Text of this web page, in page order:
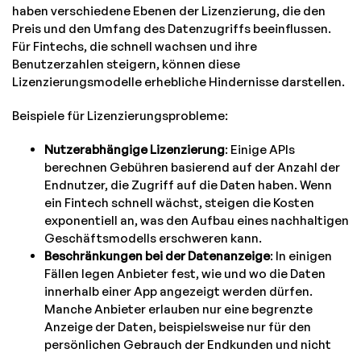
haben verschiedene Ebenen der Lizenzierung, die den
Preis und den Umfang des Datenzugriffs beeinflussen.
Für Fintechs, die schnell wachsen und ihre
Benutzerzahlen steigern, können diese
Lizenzierungsmodelle erhebliche Hindernisse darstellen.
Beispiele für Lizenzierungsprobleme:
Nutzerabhängige Lizenzierung: Einige APIs
berechnen Gebühren basierend auf der Anzahl der
Endnutzer, die Zugriff auf die Daten haben. Wenn
ein Fintech schnell wächst, steigen die Kosten
exponentiell an, was den Aufbau eines nachhaltigen
Geschäftsmodells erschweren kann.
Beschränkungen bei der Datenanzeige: In einigen
Fällen legen Anbieter fest, wie und wo die Daten
innerhalb einer App angezeigt werden dürfen.
Manche Anbieter erlauben nur eine begrenzte
Anzeige der Daten, beispielsweise nur für den
persönlichen Gebrauch der Endkunden und nicht